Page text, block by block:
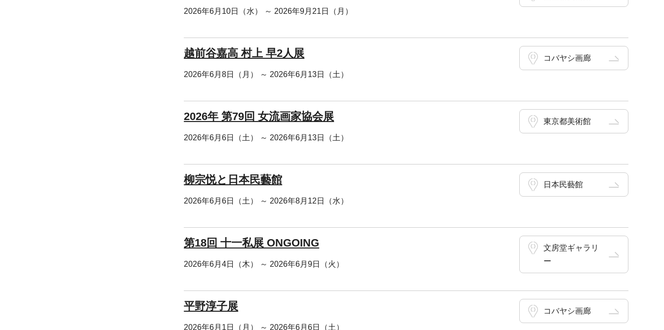
2026年6月10日（水） ～ 2026年9月21日（月）
越前谷嘉高 村上 早2人展
2026年6月8日（月） ～ 2026年6月13日（土）
コバヤシ画廊
2026年 第79回 女流画家協会展
2026年6月6日（土） ～ 2026年6月13日（土）
東京都美術館
柳宗悦と日本民藝館
2026年6月6日（土） ～ 2026年8月12日（水）
日本民藝館
第18回 十一私展 ONGOING
2026年6月4日（木） ～ 2026年6月9日（火）
文房堂ギャラリ
ー
平野淳子展
2026年6月1日（月） ～ 2026年6月6日（土）
コバヤシ画廊